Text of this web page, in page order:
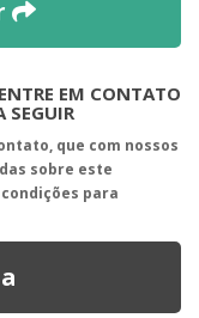
EM CONTATO
SEGUIR
que com nossos
sobre este
para